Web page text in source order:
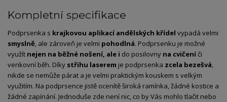
Kompletní specifikace
Podprsenka s krajkovou aplikací andělských křídel vypadá velmi
smyslně, ale zároveň je velmi pohodlná. Podprsenku je možné
využít nejen na běžné nošení, ale i do posilovny na cvičeníči
venkovní běh. Díky střihu laserem je podprsenka zcela bezešvá,
nikde se nemůže párat a je velmi praktickým kouskem s velkým
využitím. Na podprsence jistě ocenítě široká ramínka, žádné kostice a
žádné zapínání. Jednoduše zde není nic, co by Vás mohlo tlačit nebo